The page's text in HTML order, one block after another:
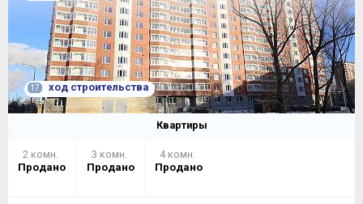
17 ход строительства
Квартиры
2 комн.
Продано
3 комн.
Продано
4 комн.
Продано